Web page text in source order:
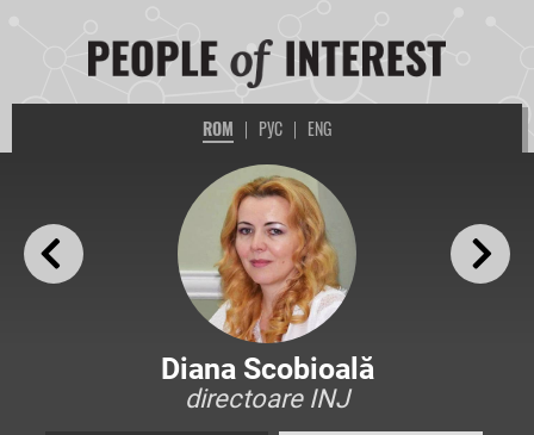
ROM | РУС | ENG
Diana Scobioală
directoare INJ